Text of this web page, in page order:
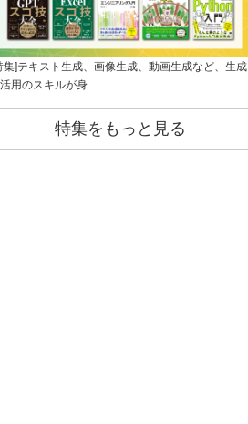
集]テキスト生成、画像生成、動画生成など、生成
用のスキルが身…
特集をもっと見る